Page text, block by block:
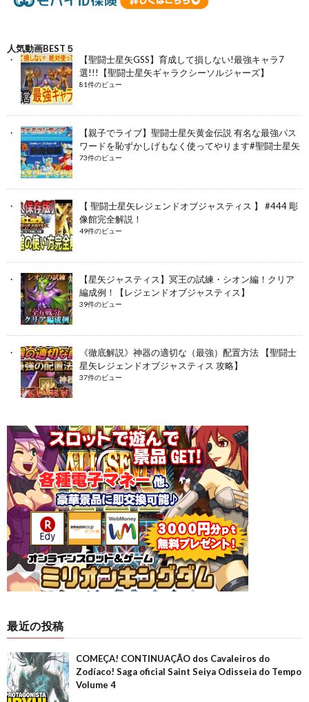
人気動画BEST５
【聖闘士星矢GSS】育成して損しない!最強キャラ7
選!!!【聖闘士星矢ギャラクシーソルジャーズ】
81件のビュー
【親子でライブ】聖闘士星矢黄金伝説 有名な最強パス
ワードを恥ずかしげもなく使ってやります#聖闘士星矢
73件のビュー
【 聖闘士星矢レジェンドオブジャスティス 】 #444 彫
像館完全解説！
49件のビュー
【星矢ジャスティス】冥王の試練・シオン編！クリア
編成例！【レジェンドオブジャスティス】
39件のビュー
《徹底解説》神器の適切な（最強）配置方法 【聖闘士
星矢レジェンドオブジャスティス 攻略】
37件のビュー
最近の投稿
COMEÇA! CONTINUAÇÃO dos Cavaleiros do
Zodíaco! Saga oficial Saint Seiya Odisseia do Tempo
Volume 4